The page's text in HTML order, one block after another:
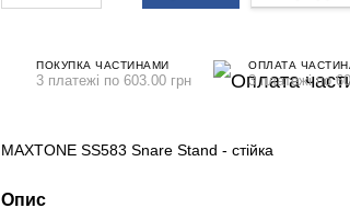
ПОКУПКА ЧАСТИНАМИ
3 платежі по 603.00 грн
ОПЛАТА
3 платежі по
MAXTONE SS583 Snare Stand - стійка
Опис